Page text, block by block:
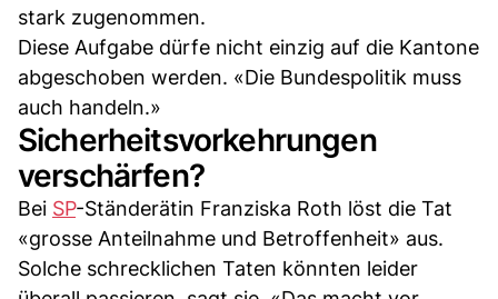
stark zugenommen.
Diese Aufgabe dürfe nicht einzig auf die Kantone
abgeschoben werden. «Die Bundespolitik muss
auch handeln.»
Sicherheitsvorkehrungen
verschärfen?
Bei SP-Ständerätin Franziska Roth löst die Tat
«grosse Anteilnahme und Betroffenheit» aus.
Solche schrecklichen Taten könnten leider